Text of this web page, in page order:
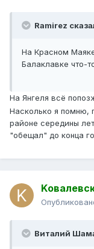
Ramirez
На Красном
Балаклавке что-
На Янгеля всё
Насколько я помню,
районе середины
"обещал" до конца
Виталий